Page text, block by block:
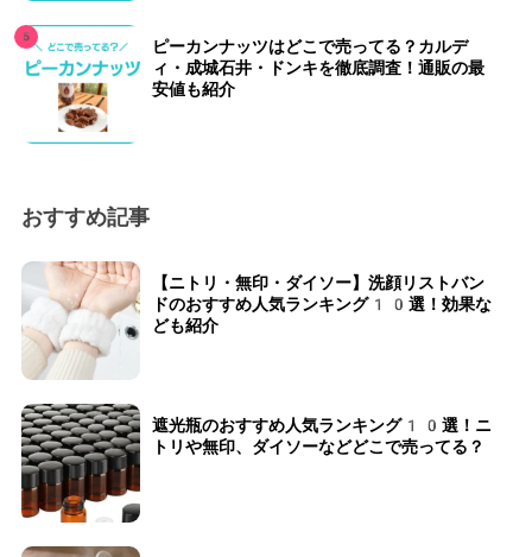
ピーカンナッツはどこで売ってる？カルデ
ィ・成城石井・ドンキを徹底調査！通販の最
安値も紹介
おすすめ記事
【ニトリ・無印・ダイソー】洗顔リストバン
ドのおすすめ人気ランキング10選！効果な
ども紹介
遮光瓶のおすすめ人気ランキング10選！ニ
トリや無印、ダイソーなどどこで売ってる？